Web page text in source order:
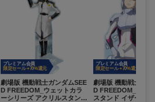
プレミアム会員
限定セール +70%還元
劇場版 機動戦士ガンダムSEE
D FREEDOM_ウェットカラ
ーシリーズ アクリルスタンド
プレミアム会員
限定セール +70%還元
劇場版 機動戦士ガ
D FREEDOM_アク
スタンド イザーク